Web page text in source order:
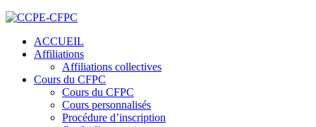
ACCUEIL
Affiliations
Affiliations collectives
Cours du CFPC
Cours du CFPC
Cours personnalisés
Procédure d’inscription